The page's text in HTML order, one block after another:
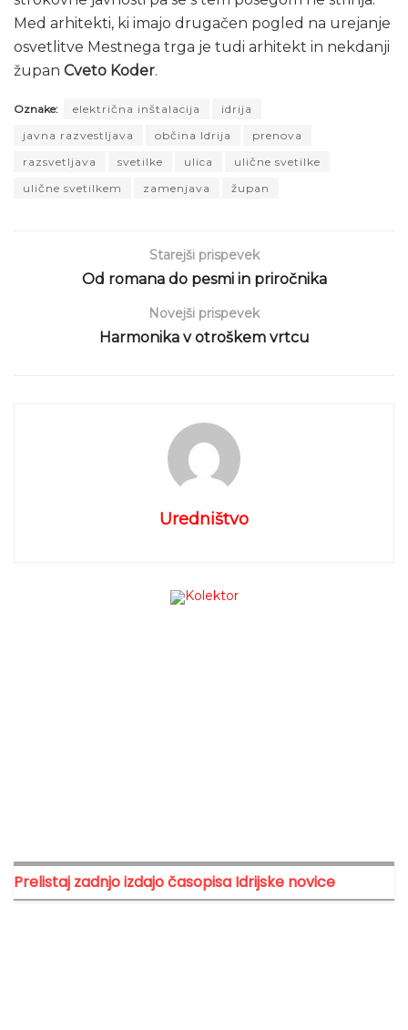
Med arhitekti, ki imajo drugačen pogled na urejanje
osvetlitve Mestnega trga je tudi arhitekt in nekdanji
župan Cveto Koder.
Oznake: električna inštalacija
idrija
javna razvestljava
občina Idrija
prenova
razsvetljava
svetilke ulica
ulične svetilke
ulične svetilkem
zamenjava župan
Starejši prispevek
Od romana do pesmi in priročnika
Novejši prispevek
Harmonika v otroškem vrtcu
Uredništvo
Prelistaj zadnjo izdajo časopisa Idrijske novice